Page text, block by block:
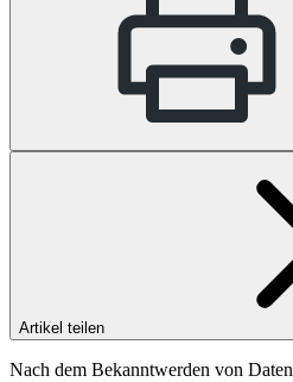
Artikel teilen
Nach dem Bekanntwerden von